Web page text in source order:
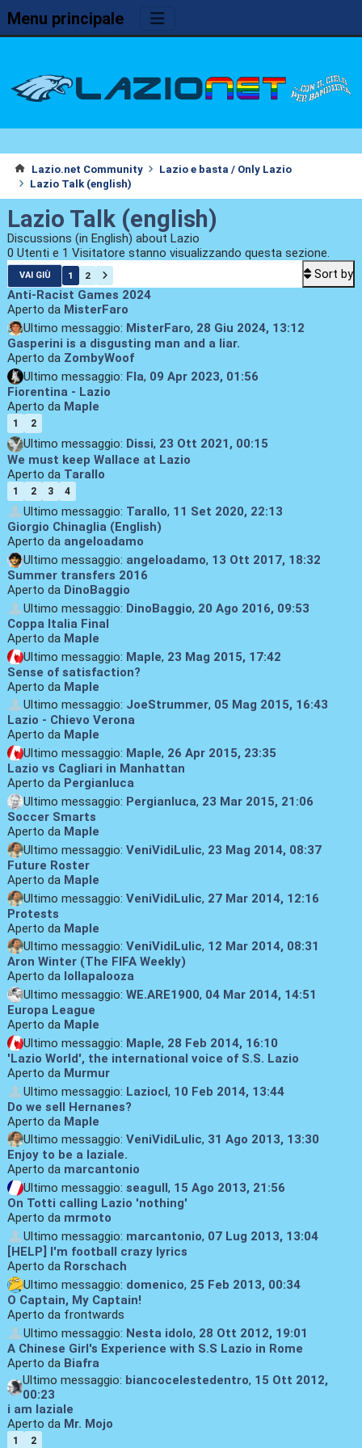
Menu principale
Lazio.net Community
Lazio e basta / Only Lazio
Lazio Talk (english)
Lazio Talk (english)
Discussions (in English) about Lazio
0 Utenti e 1 Visitatore stanno visualizzando questa sezione.
VAI GIÙ 1 2
Sort by
Anti-Racist Games 2024
Aperto da MisterFaro
Ultimo messaggio: MisterFaro, 28 Giu 2024, 13:12
Gasperini is a disgusting man and a liar.
Aperto da ZombyWoof
Ultimo messaggio: Fla, 09 Apr 2023, 01:56
Fiorentina - Lazio
Aperto da Maple
1 2
Ultimo messaggio: Dissi, 23 Ott 2021, 00:15
We must keep Wallace at Lazio
Aperto da Tarallo
1 2 3 4
Ultimo messaggio: Tarallo, 11 Set 2020, 22:13
Giorgio Chinaglia (English)
Aperto da angeloadamo
Ultimo messaggio: angeloadamo, 13 Ott 2017, 18:32
Summer transfers 2016
Aperto da DinoBaggio
Ultimo messaggio: DinoBaggio, 20 Ago 2016, 09:53
Coppa Italia Final
Aperto da Maple
Ultimo messaggio: Maple, 23 Mag 2015, 17:42
Sense of satisfaction?
Aperto da Maple
Ultimo messaggio: JoeStrummer, 05 Mag 2015, 16:43
Lazio - Chievo Verona
Aperto da Maple
Ultimo messaggio: Maple, 26 Apr 2015, 23:35
Lazio vs Cagliari in Manhattan
Aperto da Pergianluca
Ultimo messaggio: Pergianluca, 23 Mar 2015, 21:06
Soccer Smarts
Aperto da Maple
Ultimo messaggio: VeniVidiLulic, 23 Mag 2014, 08:37
Future Roster
Aperto da Maple
Ultimo messaggio: VeniVidiLulic, 27 Mar 2014, 12:16
Protests
Aperto da Maple
Ultimo messaggio: VeniVidiLulic, 12 Mar 2014, 08:31
Aron Winter (The FIFA Weekly)
Aperto da lollapalooza
Ultimo messaggio: WE.ARE1900, 04 Mar 2014, 14:51
Europa League
Aperto da Maple
Ultimo messaggio: Maple, 28 Feb 2014, 16:10
'Lazio World', the international voice of S.S. Lazio
Aperto da Murmur
Ultimo messaggio: Laziocl, 10 Feb 2014, 13:44
Do we sell Hernanes?
Aperto da Maple
Ultimo messaggio: VeniVidiLulic, 31 Ago 2013, 13:30
Enjoy to be a laziale.
Aperto da marcantonio
Ultimo messaggio: seagull, 15 Ago 2013, 21:56
On Totti calling Lazio 'nothing'
Aperto da mrmoto
Ultimo messaggio: marcantonio, 07 Lug 2013, 13:04
[HELP] I'm football crazy lyrics
Aperto da Rorschach
Ultimo messaggio: domenico, 25 Feb 2013, 00:34
O Captain, My Captain!
Aperto da frontwards
Ultimo messaggio: Nesta idolo, 28 Ott 2012, 19:01
A Chinese Girl's Experience with S.S Lazio in Rome
Aperto da Biafra
Ultimo messaggio: biancocelestedentro, 15 Ott 2012,
00:23
i am laziale
Aperto da Mr. Mojo
1 2